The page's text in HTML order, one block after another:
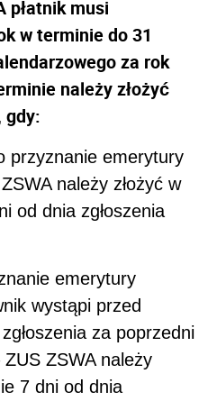
płatnik musi
w terminie do 31
za rok
należy złożyć
gdy:
przyznanie emerytury
należy złożyć w
od dnia zgłoszenia
emerytury
wystąpi przed
za poprzedni
ZSWA należy
7 dni od dnia